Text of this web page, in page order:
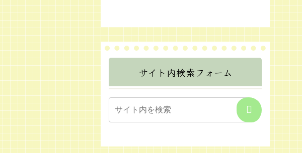
サイト内検索フォーム